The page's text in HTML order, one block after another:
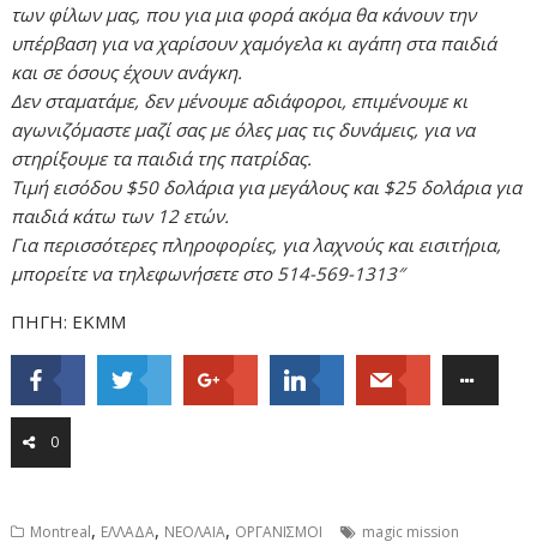
των φίλων μας, που για μια φορά ακόμα θα κάνουν την
υπέρβαση για να χαρίσουν χαμόγελα κι αγάπη στα παιδιά
και σε όσους έχουν ανάγκη.
Δεν σταματάμε, δεν μένουμε αδιάφοροι, επιμένουμε κι
αγωνιζόμαστε μαζί σας με όλες μας τις δυνάμεις, για να
στηρίξουμε τα παιδιά της πατρίδας.
Τιμή εισόδου $50 δολάρια για μεγάλους και $25 δολάρια για
παιδιά κάτω των 12 ετών.
Για περισσότερες πληροφορίες, για λαχνούς και εισιτήρια,
μπορείτε να τηλεφωνήσετε στο 514-569-1313″
ΠΗΓΗ: ΕΚΜΜ
0
Montreal, ΕΛΛΑΔΑ, ΝΕΟΛΑΙΑ, ΟΡΓΑΝΙΣΜΟΙ magic mission